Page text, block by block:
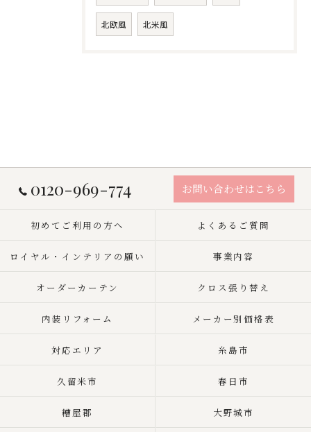
北欧風 北米風
0120-969-774 お問い合わせはこちら
初めてご利用の方へ よくあるご質問
ロイヤル・インテリアの願い 事業内容
オーダーカーテン クロス張り替え
内装リフォーム メーカー別価格表
対応エリア 糸島市
久留米市 春日市
糟屋郡 大野城市